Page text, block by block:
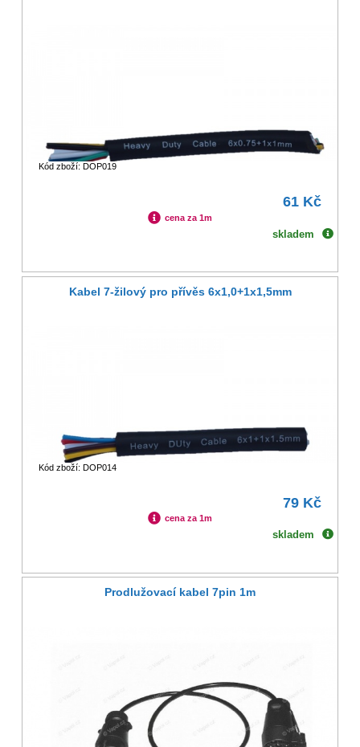
Kód zboží: DOP019
61 Kč
cena za 1m
skladem
Kabel 7-žilový pro přívěs 6x1,0+1x1,5mm
Kód zboží: DOP014
79 Kč
cena za 1m
skladem
Prodlužovací kabel 7pin 1m